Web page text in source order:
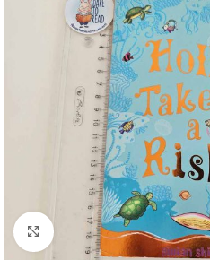
Faceți click pentru a mări